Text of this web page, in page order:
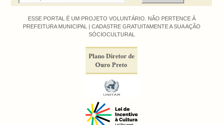
ESSE PORTAL É UM PROJETO VOLUNTÁRIO. NÃO PERTENCE À
PREFEITURA MUNICIPAL | CADASTRE GRATUITAMENTE A SUA AÇÃO
SÓCIOCULTURAL